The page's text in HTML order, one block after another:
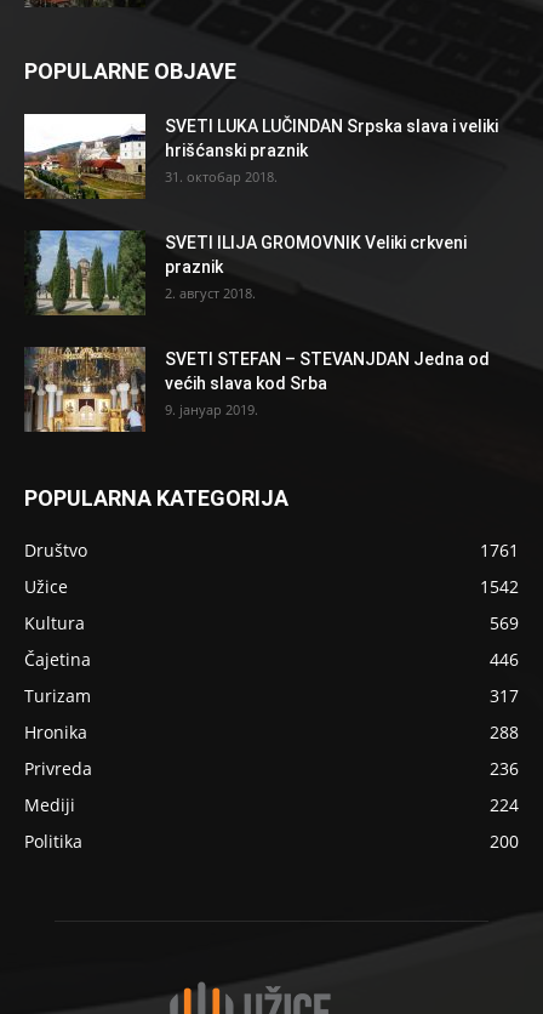
POPULARNE OBJAVE
SVETI LUKA LUČINDAN Srpska slava i veliki
hrišćanski praznik
31. октобар 2018.
SVETI ILIJA GROMOVNIK Veliki crkveni
praznik
2. август 2018.
SVETI STEFAN – STEVANJDAN Jedna od
većih slava kod Srba
9. јануар 2019.
POPULARNA KATEGORIJA
Društvo
1761
Užice
1542
Kultura
569
Čajetina
446
Turizam
317
Hronika
288
Privreda
236
Mediji
224
Politika
200